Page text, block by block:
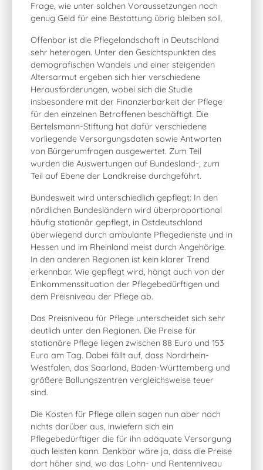
Frage, wie unter solchen Voraussetzungen noch
genug Geld für eine Bestattung übrig bleiben soll.
Offenbar ist die Pflegelandschaft in Deutschland
sehr heterogen. Unter den Gesichtspunkten des
demografischen Wandels und einer steigenden
Altersarmut ergeben sich hier verschiedene
Herausforderungen, wobei sich die Studie
insbesondere mit der Finanzierbarkeit der Pflege
für den einzelnen Betroffenen beschäftigt. Die
Bertelsmann-Stiftung hat dafür verschiedene
vorliegende Versorgungsdaten sowie Antworten
von Bürgerumfragen ausgewertet. Zum Teil
wurden die Auswertungen auf Bundesland-, zum
Teil auf Ebene der Landkreise durchgeführt.
Bundesweit wird unterschiedlich gepflegt: In den
nördlichen Bundesländern wird überproportional
häufig stationär gepflegt, in Ostdeutschland
überwiegend durch ambulante Pflegedienste und in
Hessen und im Rheinland meist durch Angehörige.
In den anderen Regionen ist kein klarer Trend
erkennbar. Wie gepflegt wird, hängt auch von der
Einkommenssituation der Pflegebedürftigen und
dem Preisniveau der Pflege ab.
Das Preisniveau für Pflege unterscheidet sich sehr
deutlich unter den Regionen. Die Preise für
stationäre Pflege liegen zwischen 88 Euro und 153
Euro am Tag. Dabei fällt auf, dass Nordrhein-
Westfalen, das Saarland, Baden-Württemberg und
größere Ballungszentren vergleichsweise teuer
sind.
Die Kosten für Pflege allein sagen nun aber noch
nichts darüber aus, inwiefern sich ein
Pflegebedürftiger die für ihn adäquate Versorgung
auch leisten kann. Denkbar wäre ja, dass die Preise
dort höher sind, wo das Lohn- und Rentenniveau